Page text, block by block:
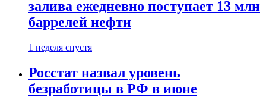
залива ежедневно поступает 13 млн
баррелей нефти
1 неделя спустя
Росстат назвал уровень
безработицы в РФ в июне